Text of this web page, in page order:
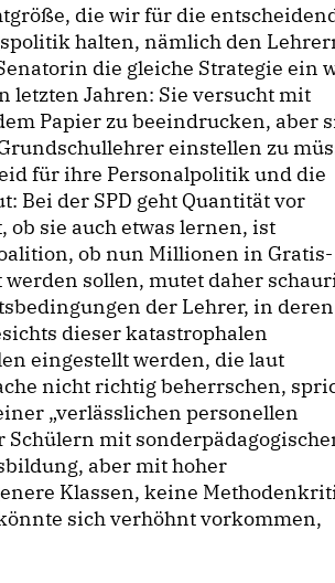
die wir für die
halten, nämlich den
die gleiche Strategie ein
letzten Jahren: Sie versucht mit
Papier zu beeindrucken, aber
einstellen zu
für ihre Personalpolitik und die
Bei der SPD geht Quantität vor
sie auch etwas lernen, ist
ob nun Millionen in Gratis-
sollen, mutet daher
der Lehrer, in deren
dieser katastrophalen
eingestellt werden, die laut
nicht richtig beherrschen,
„verlässlichen personellen
mit
aber mit hoher
Klassen, keine
sich verhöhnt vorkommen,